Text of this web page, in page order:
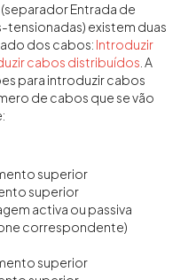
Entrada de
tensionadas) existem duas
dos cabos: Introduzir
cabos distribuídos . A
para introduzir cabos
de cabos que se vão
superior
superior
activa ou passiva
correspondente)
superior